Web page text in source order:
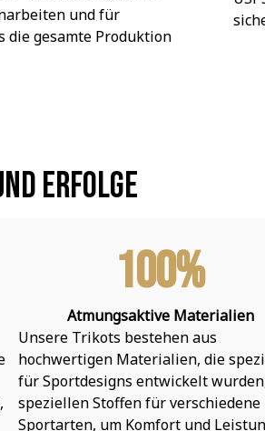
und für
die gesamte Produktion
Erfolge
100%
Atmungsaktive Materialien
Unsere Trikots bestehen aus
hochwertigen Materialien, die
für Sportdesigns entwickelt
speziellen Stoffen für verschiedene
Sportarten, um Komfort und